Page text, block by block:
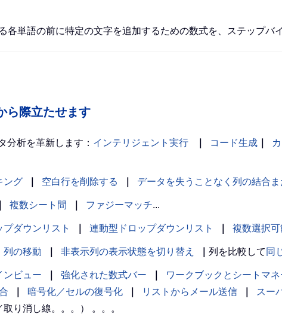
単語の前に特定の文字を追加するための数式を、ステップバ
ら際立たせます
分析を革新します： インテリジェント実行 コード生成
ング 空白行を削除する データを失うことなく列の結合
複数シート間 ファジーマッチ...
ダウンリスト 連動型ドロップダウンリスト 複数選択
列の移動 非表示列の表示状態を切り替え 列を比較して 同
ンビュー 強化された数式バー ワークブックとシートマ
暗号化／セルの復号化 リストからメール送信 スー
り消し線。。。） 。。。